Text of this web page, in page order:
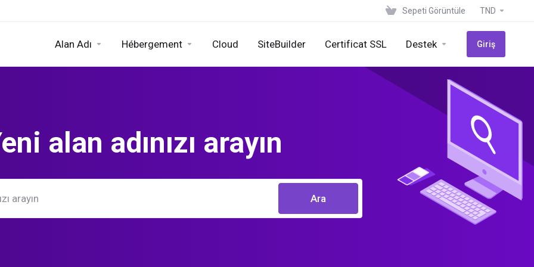
Sepeti Görüntüle TND
Alan Adı Hébergement Cloud SiteBuilder Certificat SSL Destek Giriş
alan adınızı arayın
Ara